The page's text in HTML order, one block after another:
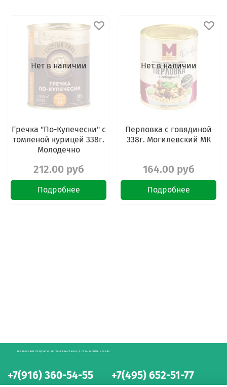
Нет в наличии
Гречка "По-Купечески" с
томленой курицей 338г.
Молодечно
212.00 руб
Подробнее
Нет в наличии
Перловка с говядиной
338г. Могилевский МК
164.00 руб
Подробнее
+7(916) 360-54-55 +7(495) 652-51-77
БЕЛОРУССКИЕ ПРОДУКТЫ - ИНТЕРНЕТ-МАГАЗИН С ДОСТАВКОЙ ПО МОСКВЕ